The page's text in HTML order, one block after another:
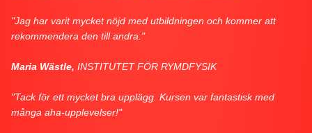
"Jag har varit mycket nöjd med utbildningen och kommer att
rekommendera den till andra."
Maria Wästle, INSTITUTET FÖR RYMDFYSIK
"Tack för ett mycket bra upplägg. Kursen var fantastisk med
många aha-upplevelser!"